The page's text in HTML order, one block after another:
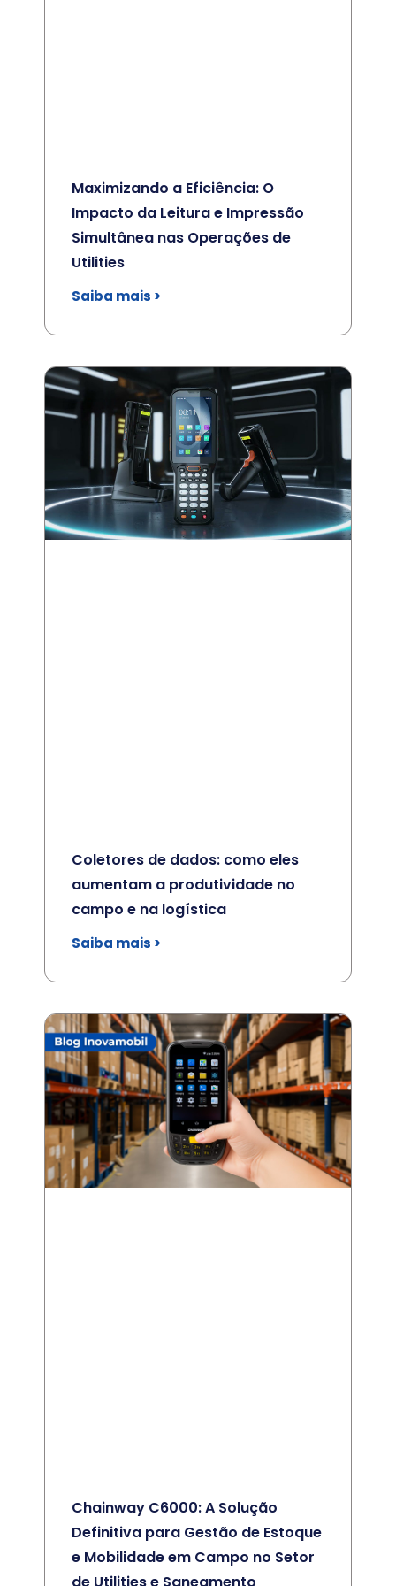
Maximizando a Eficiência: O
Impacto da Leitura e Impressão
Simultânea nas Operações de
Utilities
Saiba mais >
Coletores de dados: como eles
aumentam a produtividade no
campo e na logística
Saiba mais >
Chainway C6000: A Solução
Definitiva para Gestão de Estoque
e Mobilidade em Campo no Setor